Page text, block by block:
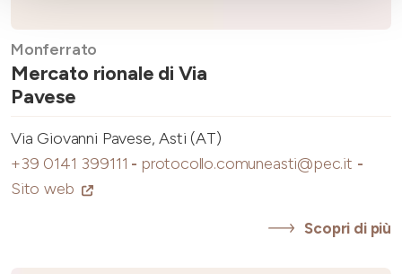
Monferrato
Mercato rionale di Via
Pavese
Via Giovanni Pavese, Asti (AT)
+39 0141 399111 - protocollo.comuneasti@pec.it -
Sito web
Scopri di più